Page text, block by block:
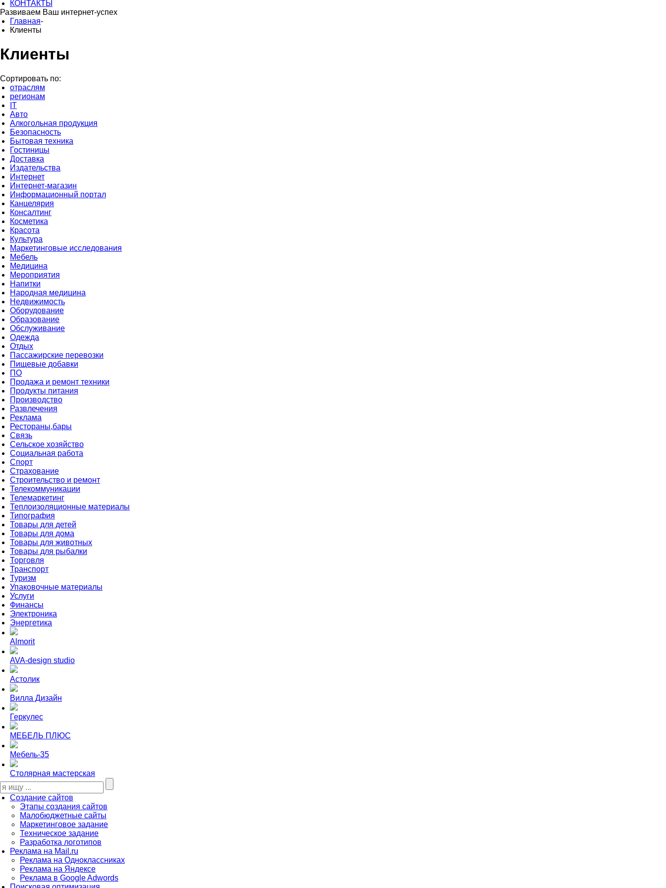
КОНТАКТЫ
Развиваем Ваш интернет-успех
Главная-
Клиенты
Клиенты
Сортировать по:
отраслям
регионам
IT
Авто
Алкогольная продукция
Безопасность
Бытовая техника
Гостиницы
Доставка
Издательства
Интернет
Интернет-магазин
Информационный портал
Канцелярия
Консалтинг
Косметика
Красота
Культура
Маркетинговые исследования
Мебель
Медицина
Мероприятия
Напитки
Народная медицина
Недвижимость
Оборудование
Образование
Обслуживание
Одежда
Отдых
Пассажирские перевозки
Пищевые добавки
ПО
Продажа и ремонт техники
Продукты питания
Производство
Развлечения
Реклама
Рестораны,бары
Связь
Сельское хозяйство
Социальная работа
Спорт
Страхование
Строительство и ремонт
Телекоммуникации
Телемаркетинг
Теплоизоляционные материалы
Типография
Товары для детей
Товары для дома
Товары для животных
Товары для рыбалки
Торговля
Транспорт
Туризм
Упаковочные материалы
Услуги
Финансы
Электроника
Энергетика
Almorit
AVA-design studio
Астолик
Вилла Дизайн
Геркулес
МЕБЕЛЬ ПЛЮС
Мебель-35
Столярная мастерская
Создание сайтов
Этапы создания сайтов
Малобюджетные сайты
Маркетинговое задание
Техническое задание
Разработка логотипов
Реклама на Mail.ru
Реклама на Одноклассниках
Реклама на Яндексе
Реклама в Google Adwords